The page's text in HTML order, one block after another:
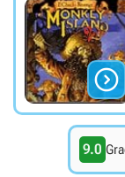

9.0